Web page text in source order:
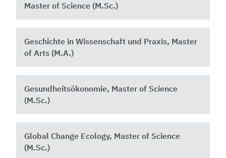
Master of Science (M.Sc.)
Geschichte in Wissenschaft und Praxis, Master
of Arts (M.A.)
Gesundheitsökonomie, Master of Science
(M.Sc.)
Global Change Ecology, Master of Science
(M.Sc.)